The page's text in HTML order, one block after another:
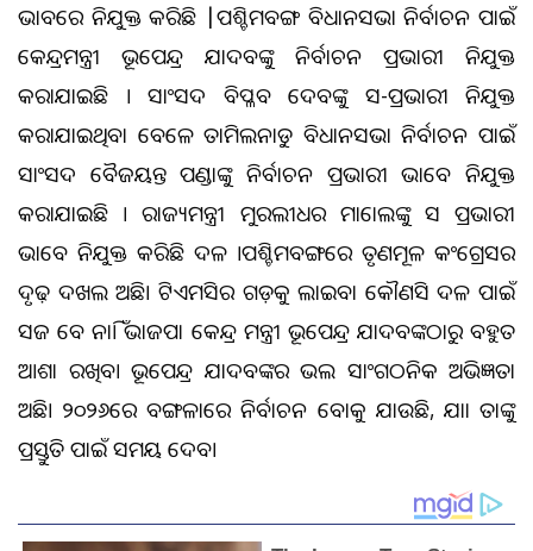
ଭାବରେ ନିଯୁକ୍ତ କରିଛି |ପଶ୍ଚିମବଙ୍ଗ ବିଧାନସଭା ନିର୍ବାଚନ ପାଇଁ
କେନ୍ଦ୍ରମନ୍ତ୍ରୀ ଭୂପେନ୍ଦ୍ର ଯାଦବଙ୍କୁ ନିର୍ବାଚନ ପ୍ରଭାରୀ ନିଯୁକ୍ତ
କରାଯାଇଛି । ସାଂସଦ ବିପ୍ଳବ ଦେବଙ୍କୁ ସହ-ପ୍ରଭାରୀ ନିଯୁକ୍ତ
କରାଯାଇଥିବା ବେଳେ ତାମିଲନାଡୁ ବିଧାନସଭା ନିର୍ବାଚନ ପାଇଁ
ସାଂସଦ ବୈଜୟନ୍ତ ପଣ୍ଡାଙ୍କୁ ନିର୍ବାଚନ ପ୍ରଭାରୀ ଭାବେ ନିଯୁକ୍ତ
କରାଯାଇଛି । ରାଜ୍ୟମନ୍ତ୍ରୀ ମୁରଲୀଧର ମାହୋଲଙ୍କୁ ସହ ପ୍ରଭାରୀ
ଭାବେ ନିଯୁକ୍ତ କରିଛି ଦଳ ।ପଶ୍ଚିମବଙ୍ଗରେ ତୃଣମୂଳ କଂଗ୍ରେସର
ଦୃଢ଼ ଦଖଲ ଅଛି। ଟିଏମସିର ଗଡ଼କୁ ହଲାଇବା କୌଣସି ଦଳ ପାଇଁ
ସହଜ ହେବ ନାହିଁ। ଭାଜପା କେନ୍ଦ୍ର ମନ୍ତ୍ରୀ ଭୂପେନ୍ଦ୍ର ଯାଦବଙ୍କଠାରୁ ବହୁତ
ଆଶା ରଖିବ। ଭୂପେନ୍ଦ୍ର ଯାଦବଙ୍କର ଭଲ ସାଂଗଠନିକ ଅଭିଜ୍ଞତା
ଅଛି। ୨୦୨୬ରେ ବଙ୍ଗଳାରେ ନିର୍ବାଚନ ହେବାକୁ ଯାଉଛି, ଯାହା ତାଙ୍କୁ
ପ୍ରସ୍ତୁତି ପାଇଁ ସମୟ ଦେବ।